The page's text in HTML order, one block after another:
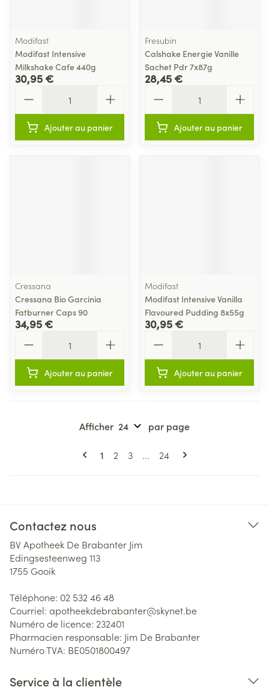
Modifast
Modifast Intensive
Milkshake Cafe 440g
30,95 €
Ajouter au panier
Fresubin
Calshake Energie Vanille
Sachet Pdr 7x87g
28,45 €
Ajouter au panier
Cressana
Cressana Bio Garcinia
Fatburner Caps 90
34,95 €
Ajouter au panier
Modifast
Modifast Intensive Vanilla
Flavoured Pudding 8x55g
30,95 €
Ajouter au panier
Pages
Vous lisez actuellement la page
1 Page
2 Page
3 ... Page
24
Afficher par page
Contactez nous
BV Apotheek De Brabanter Jim
Edingsesteenweg 113
1755 Gooik
Téléphone: 02 532 46 48
Courriel: apotheekdebrabanter@skynet.be
Numéro de licence: 232401
Pharmacien responsable: Jim De Brabanter
Numéro TVA: BE0501800497
Service à la clientèle